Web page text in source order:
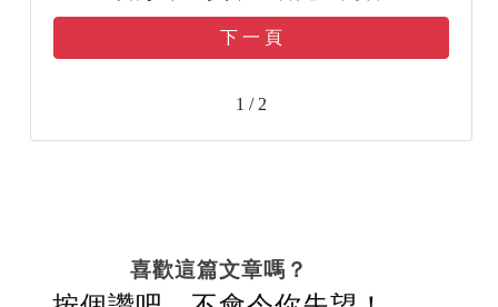
下 一 頁
1 / 2
喜歡這篇文章嗎？